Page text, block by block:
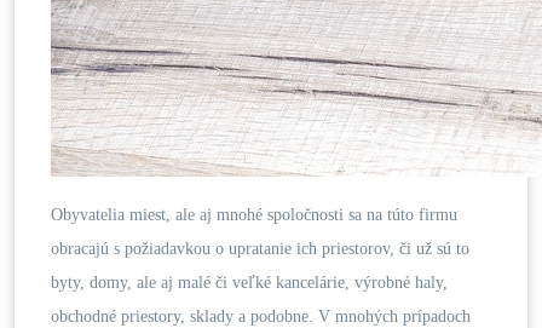
Obyvatelia miest, ale aj mnohé spoločnosti sa na túto firmu
obracajú s požiadavkou o upratanie ich priestorov, či už sú to
byty, domy, ale aj malé či veľké kancelárie, výrobné haly,
obchodné priestory, sklady a podobne. V mnohých prípadoch